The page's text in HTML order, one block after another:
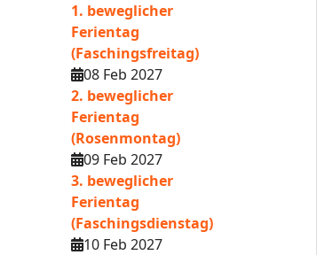
1. beweglicher
Ferientag
(Faschingsfreitag)
08 Feb 2027
2. beweglicher
Ferientag
(Rosenmontag)
09 Feb 2027
3. beweglicher
Ferientag
(Faschingsdienstag)
10 Feb 2027